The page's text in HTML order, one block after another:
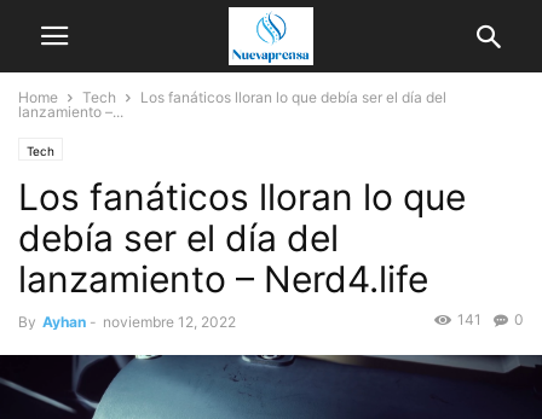
Home Tech
Los fanáticos lloran lo que debía ser el día del
lanzamiento –...
Tech
Los fanáticos lloran lo que
debía ser el día del
lanzamiento – Nerd4.life
By Ayhan - noviembre 12, 2022 0
141